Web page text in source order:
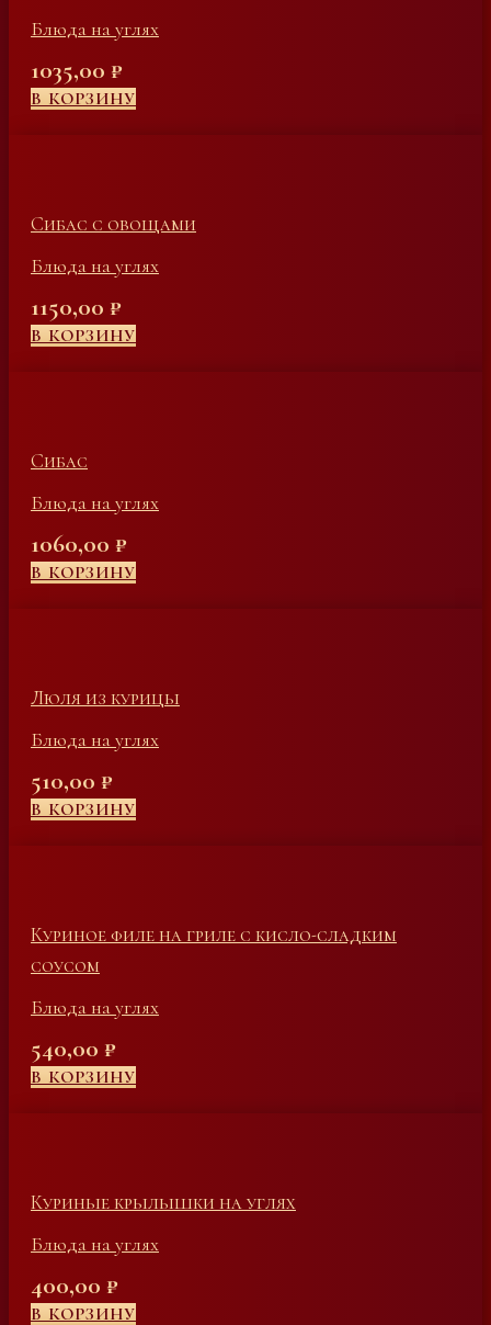
Блюда на углях
1035,00 ₽
В КОРЗИНУ
Сибас с овощами
Блюда на углях
1150,00 ₽
В КОРЗИНУ
Сибас
Блюда на углях
1060,00 ₽
В КОРЗИНУ
Люля из курицы
Блюда на углях
510,00 ₽
В КОРЗИНУ
Куриное филе на гриле с кисло-сладким
соусом
Блюда на углях
540,00 ₽
В КОРЗИНУ
Куриные крылышки на углях
Блюда на углях
400,00 ₽
В КОРЗИНУ